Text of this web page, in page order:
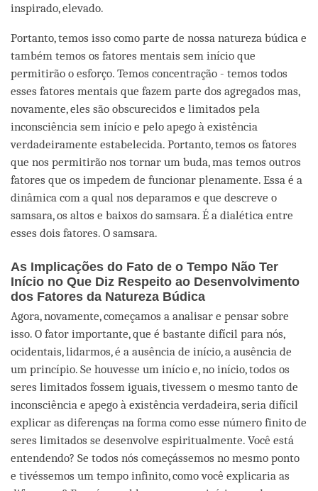
inspirado, elevado.
Portanto, temos isso como parte de nossa natureza búdica e
também temos os fatores mentais sem início que
permitirão o esforço. Temos concentração - temos todos
esses fatores mentais que fazem parte dos agregados mas,
novamente, eles são obscurecidos e limitados pela
inconsciência sem início e pelo apego à existência
verdadeiramente estabelecida. Portanto, temos os fatores
que nos permitirão nos tornar um buda, mas temos outros
fatores que os impedem de funcionar plenamente. Essa é a
dinâmica com a qual nos deparamos e que descreve o
samsara, os altos e baixos do samsara. É a dialética entre
esses dois fatores. O samsara.
As Implicações do Fato de o Tempo Não Ter
Início no Que Diz Respeito ao Desenvolvimento
dos Fatores da Natureza Búdica
Agora, novamente, começamos a analisar e pensar sobre
isso. O fator importante, que é bastante difícil para nós,
ocidentais, lidarmos, é a ausência de início, a ausência de
um princípio. Se houvesse um início e, no início, todos os
seres limitados fossem iguais, tivessem o mesmo tanto de
inconsciência e apego à existência verdadeira, seria difícil
explicar as diferenças na forma como esse número finito de
seres limitados se desenvolve espiritualmente. Você está
entendendo? Se todos nós começássemos no mesmo ponto
e tivéssemos um tempo infinito, como você explicaria as